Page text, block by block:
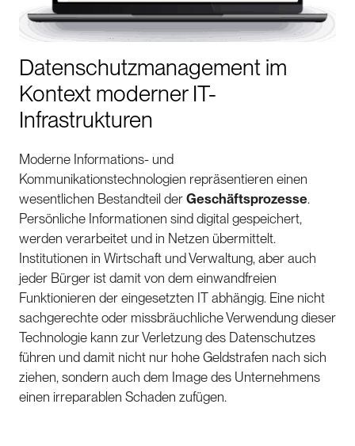
Datenschutzmanagement im
Kontext moderner IT-
Infrastrukturen
Moderne Informations- und
Kommunikationstechnologien repräsentieren einen
wesentlichen Bestandteil der Geschäftsprozesse.
Persönliche Informationen sind digital gespeichert,
werden verarbeitet und in Netzen übermittelt.
Institutionen in Wirtschaft und Verwaltung, aber auch
jeder Bürger ist damit von dem einwandfreien
Funktionieren der eingesetzten IT abhängig. Eine nicht
sachgerechte oder missbräuchliche Verwendung dieser
Technologie kann zur Verletzung des Datenschutzes
führen und damit nicht nur hohe Geldstrafen nach sich
ziehen, sondern auch dem Image des Unternehmens
einen irreparablen Schaden zufügen.